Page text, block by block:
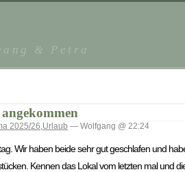
& Petra
2025/26,Urlaub — Wolfgang @ 22:24
Wir haben beide sehr gut geschlafen und
Kennen das Lokal vom letzten mal und